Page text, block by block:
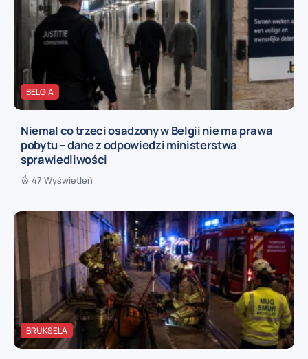
BELGIA
Niemal co trzeci osadzony w Belgii nie ma prawa
pobytu – dane z odpowiedzi ministerstwa
sprawiedliwości
47 Wyświetleń
BRUKSELA